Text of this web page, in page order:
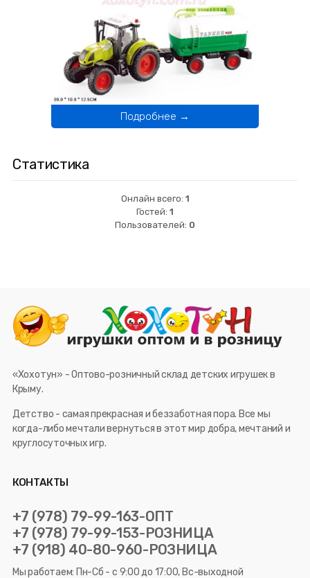
Подробнее →
Статистика
Онлайн всего: 1
Гостей: 1
Пользователей: 0
«Хохотун» - Оптово-розничный склад детских игрушек в
Крыму.
Детство - самая прекрасная и беззаботная пора. Все мы
когда-либо мечтали вернуться в этот мир добра, мечтаний и
круглосуточных игр.
КОНТАКТЫ
+7 (978) 79-99-163-ОПТ
+7 (978) 79-99-153-РОЗНИЦА
+7 (918) 40-80-960-РОЗНИЦА
Мы работаем: Пн-Сб - с 9:00 до 17:00, Вс-выходной